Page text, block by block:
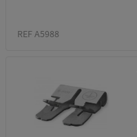
REF A5988